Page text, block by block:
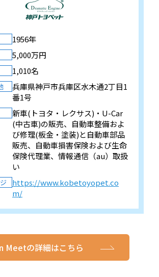
1956年
5,000万円
1,010名
兵庫県神戸市兵庫区水木通2丁目1
番1号
新車(トヨタ・レクサス)・U-Car
(中古車)の販売、自動車整備およ
び修理(板金・塗装)と自動車部品
販売、自動車損害保険および生命
保険代理業、情報通信（au）取扱
い
https://www.kobetoyopet.co
m/
Meetの詳細はこちら